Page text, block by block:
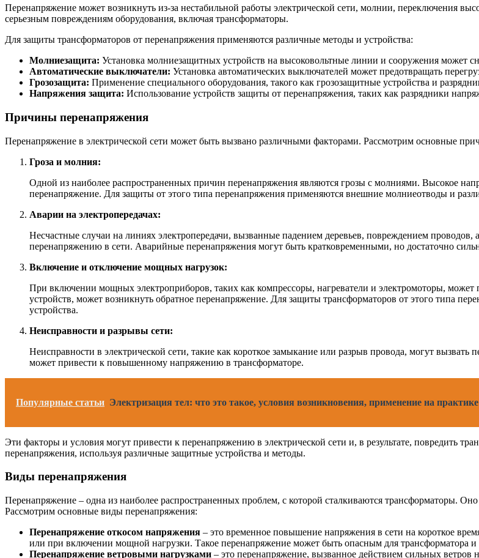
Перенапряжение может возникнуть из-за нестабильной работы электрической сети, молнии, переключения
серьезным повреждениям оборудования, включая трансформаторы.
Для защиты трансформаторов от перенапряжения применяются различные методы и устройства:
Молниезащита: Установка молниезащитных устройств на высоковольтные линии и сооружения может
Автоматические выключатели: Установка автоматических выключателей может предотвращать
Грозозащита: Применение специального оборудования, такого как грозозащитные устройства и
Напряжения защита: Использование устройств защиты от перенапряжения, таких как разрядники
Причины перенапряжения
Перенапряжение в электрической сети может быть вызвано различными факторами. Рассмотрим основные
Гроза и молния:
Одной из наиболее распространенных причин перенапряжения являются грозы с молниями. Высокое
перенапряжение. Для защиты от этого типа перенапряжения применяются внешние молниеотводы и
Аварии на электропередачах:
Несчастные случаи на линиях электропередачи, вызванные падением деревьев, повреждением
перенапряжению в сети. Аварийные перенапряжения могут быть кратковременными, но достаточно
Включение и отключение мощных нагрузок:
При включении мощных электроприборов, таких как компрессоры, нагреватели и электромоторы,
устройств, может возникнуть обратное перенапряжение. Для защиты трансформаторов от этого типа
устройства.
Неисправности и разрывы сети:
Неисправности в электрической сети, такие как короткое замыкание или разрыв провода, могут
может привести к повышенному напряжению в трансформаторе.
Популярные статьи Электризация тел: что это такое, условия возникновения, применение на практике
Эти факторы и условия могут привести к перенапряжению в электрической сети и, в результате, повредить
перенапряжения, используя различные защитные устройства и методы.
Виды перенапряжения
Перенапряжение – одна из наиболее распространенных проблем, с которой сталкиваются трансформаторы.
Рассмотрим основные виды перенапряжения:
Перенапряжение откосом напряжения – это временное повышение напряжения в сети на короткое
или при включении мощной нагрузки. Такое перенапряжение может быть опасным для трансформатора
Перенапряжение ветровыми нагрузками – это перенапряжение, вызванное действием сильных ветров